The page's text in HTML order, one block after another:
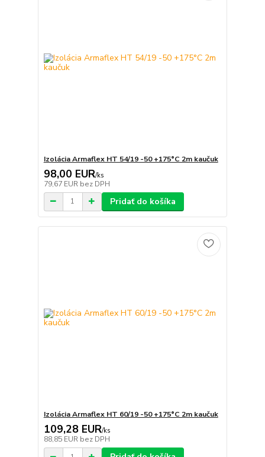
Izolácia Armaflex HT 54/19 -50 +175°C 2m kaučuk
98,00 EUR/ks
79,67 EUR bez DPH
Pridať do košíka
Izolácia Armaflex HT 60/19 -50 +175°C 2m kaučuk
109,28 EUR/ks
88,85 EUR bez DPH